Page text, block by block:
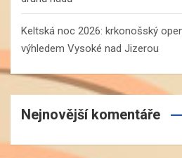
Keltská noc 2026: krkonošský
výhledem Vysoké nad Jizerou
Nejnovější komentáře